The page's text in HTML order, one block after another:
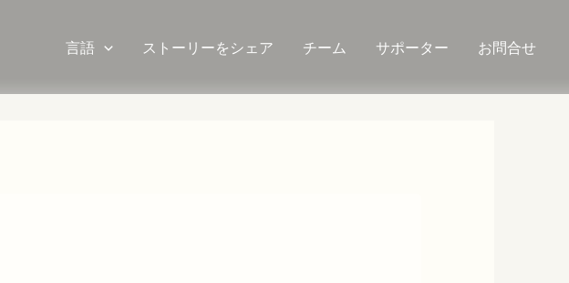
言語 ストーリーをシェア チーム サポーター お問合せ